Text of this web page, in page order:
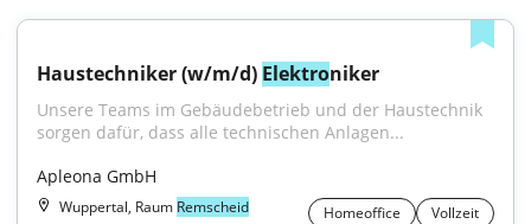
Haustechniker (w/m/d) Elektroniker
Unsere Teams im Gebäudebetrieb und der Haustechnik
sorgen dafür, dass alle technischen Anlagen...
Apleona GmbH
Wuppertal, Raum Remscheid Homeoffice Vollzeit